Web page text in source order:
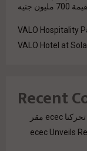
جنيه
VALO Hospitality
VALO Hotel at
Recent
ecec Unveils